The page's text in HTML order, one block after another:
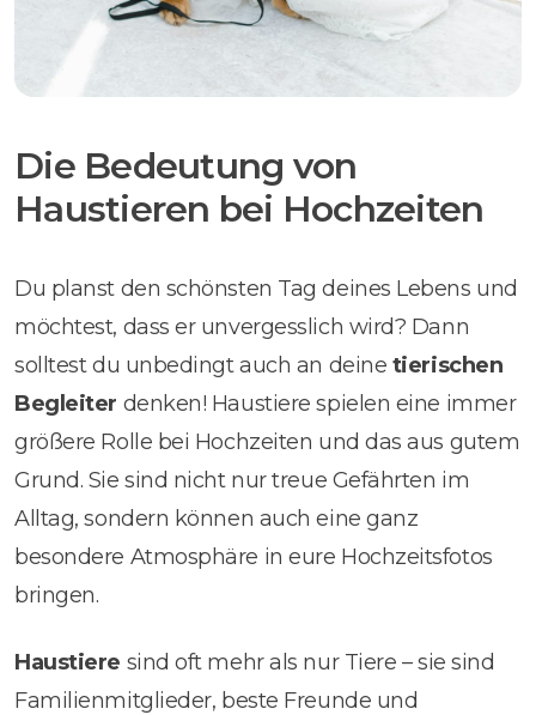
Die Bedeutung von
Haustieren bei Hochzeiten
Du planst den schönsten Tag deines Lebens und
möchtest, dass er unvergesslich wird? Dann
solltest du unbedingt auch an deine tierischen
Begleiter denken! Haustiere spielen eine immer
größere Rolle bei Hochzeiten und das aus gutem
Grund. Sie sind nicht nur treue Gefährten im
Alltag, sondern können auch eine ganz
besondere Atmosphäre in eure Hochzeitsfotos
bringen.
Haustiere sind oft mehr als nur Tiere – sie sind
Familienmitglieder, beste Freunde und